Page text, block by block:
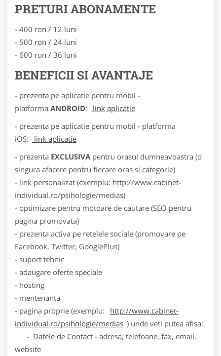
PRETURI ABONAMENTE
- 400 ron / 12 luni
- 500 ron / 24 luni
- 600 ron / 36 luni
BENEFICII SI AVANTAJE
- prezenta pe aplicatie pentru mobil -
platforma ANDROID:
link aplicatie
- prezenta pe aplicatie pentru mobil - platforma
iOS:
link aplicatie
- prezenta EXCLUSIVA pentru orasul dumneavoastra (o
singura afacere pentru fiecare oras si categorie)
- link personalizat (exemplu: http://www.cabinet-
individual.ro/psihologie/medias)
- optimizare pentru motoare de cautare (SEO pentru
pagina promovata)
- prezenta activa pe retelele sociale (promovare pe
Facebook, Twitter, GooglePlus)
- suport tehnic
- adaugare oferte speciale
- hosting
- mentenanta
- pagina proprie (exemplu:
http://www.cabinet-
individual.ro/psihologie/medias ) unde veti putea afisa:
- Datele de Contact - adresa, telefoane, fax, email,
website